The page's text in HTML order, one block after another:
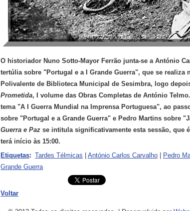
O historiador Nuno Sotto-Mayor Ferrão junta-se a António
tertúlia sobre "Portugal e a I Grande Guerra", que se realiza
Polivalente de Biblioteca Municipal de Sesimbra, logo
Prometida, I volume das Obras Completas de António
tema "A I Guerra Mundial na Imprensa Portuguesa", ao
sobre "Portugal e a Grande Guerra" e Pedro Martins sobre
Guerra e Paz se intitula significativamente esta sessão, que
terá início às 15:00.
Etiquetas: Tardes Télmicas António Carlos Carvalho Pedro
Grande Guerra
Voltar